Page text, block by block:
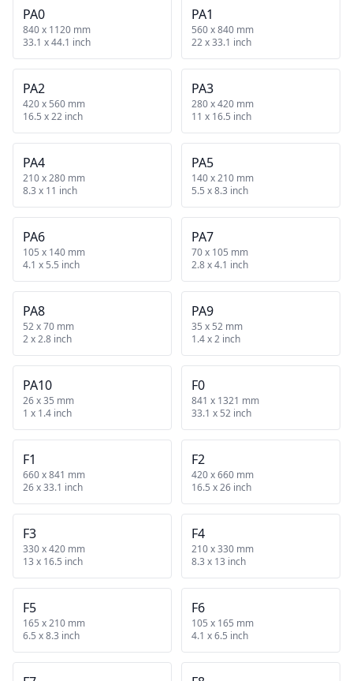
PA0
840 x 1120 mm
33.1 x 44.1 inch
PA1
560 x 840 mm
22 x 33.1 inch
PA2
420 x 560 mm
16.5 x 22 inch
PA3
280 x 420 mm
11 x 16.5 inch
PA4
210 x 280 mm
8.3 x 11 inch
PA5
140 x 210 mm
5.5 x 8.3 inch
PA6
105 x 140 mm
4.1 x 5.5 inch
PA7
70 x 105 mm
2.8 x 4.1 inch
PA8
52 x 70 mm
2 x 2.8 inch
PA9
35 x 52 mm
1.4 x 2 inch
PA10
26 x 35 mm
1 x 1.4 inch
F0
841 x 1321 mm
33.1 x 52 inch
F1
660 x 841 mm
26 x 33.1 inch
F2
420 x 660 mm
16.5 x 26 inch
F3
330 x 420 mm
13 x 16.5 inch
F4
210 x 330 mm
8.3 x 13 inch
F5
165 x 210 mm
6.5 x 8.3 inch
F6
105 x 165 mm
4.1 x 6.5 inch